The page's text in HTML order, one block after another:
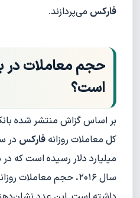
فارکس می‌پردازند.
حجم معاملات در
است؟
بر اساس گزاش منتشر شده
کل معاملات روزانه فارکس
میلیارد دلار رسیده است که